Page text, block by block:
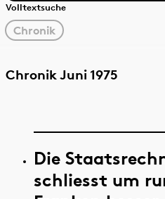
Volltextsuche
gewählter
Filter
Chronik
Quelle Zeitraum
Chronik Juni 1975
Die
schliesst um